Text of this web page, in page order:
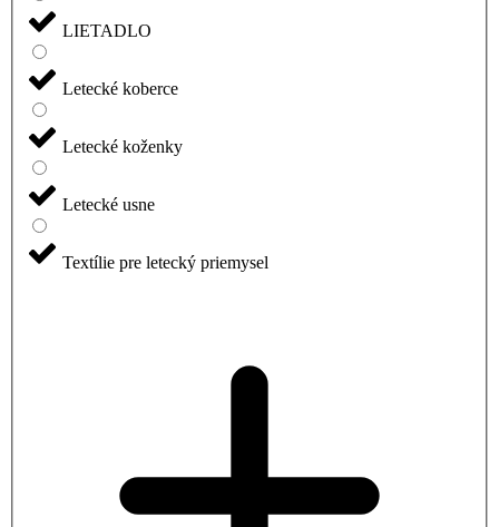
LIETADLO
Letecké koberce
Letecké koženky
Letecké usne
Textílie pre letecký priemysel